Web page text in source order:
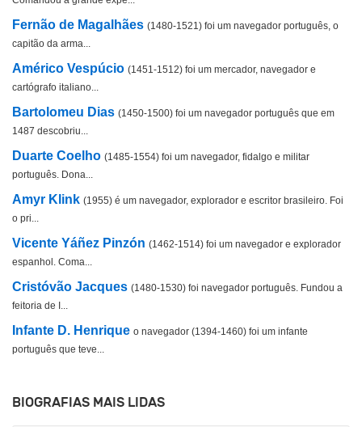
Fernão de Magalhães (1480-1521) foi um navegador português, o
capitão da arma...
Américo Vespúcio (1451-1512) foi um mercador, navegador e
cartógrafo italiano...
Bartolomeu Dias (1450-1500) foi um navegador português que em
1487 descobriu...
Duarte Coelho (1485-1554) foi um navegador, fidalgo e militar
português. Dona...
Amyr Klink (1955) é um navegador, explorador e escritor brasileiro. Foi
o pri...
Vicente Yáñez Pinzón (1462-1514) foi um navegador e explorador
espanhol. Coma...
Cristóvão Jacques (1480-1530) foi navegador português. Fundou a
feitoria de I...
Infante D. Henrique o navegador (1394-1460) foi um infante
português que teve...
BIOGRAFIAS MAIS LIDAS